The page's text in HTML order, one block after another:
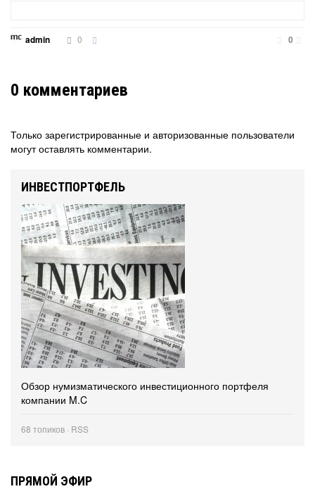
admin 0 0
0 комментариев
Только зарегистрированные и авторизованные пользователи
могут оставлять комментарии.
ИНВЕСТПОРТФЕЛЬ
Обзор нумизматического инвестиционного портфеля
компании M.C
68 топиков · RSS
ПРЯМОЙ ЭФИР